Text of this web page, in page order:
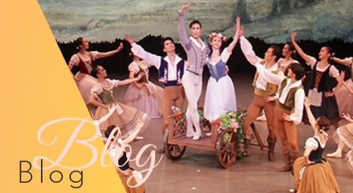
Blog
Blog